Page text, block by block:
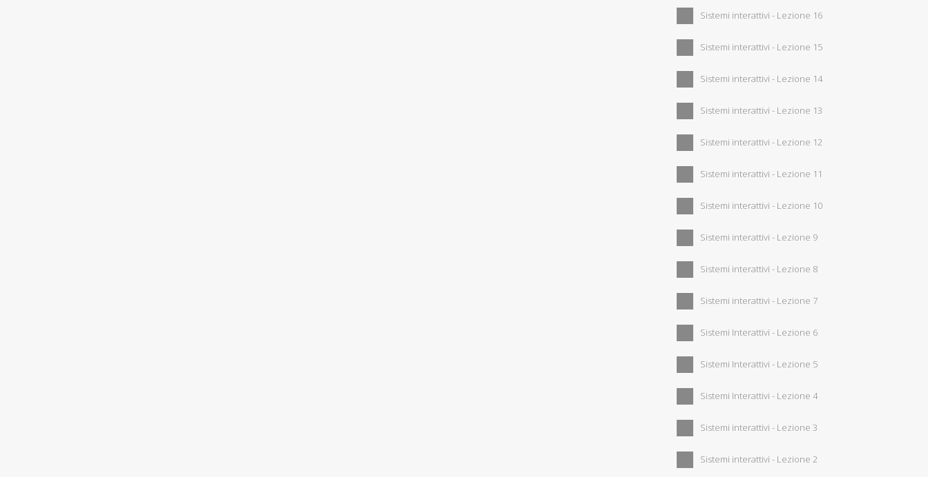
Sistemi interattivi - Lezione 16
Sistemi interattivi - Lezione 15
Sistemi interattivi - Lezione 14
Sistemi interattivi - Lezione 13
Sistemi interattivi - Lezione 12
Sistemi interattivi - Lezione 11
Sistemi interattivi - Lezione 10
Sistemi interattivi - Lezione 9
Sistemi interattivi - Lezione 8
Sistemi interattivi - Lezione 7
Sistemi Interattivi - Lezione 6
Sistemi Interattivi - Lezione 5
Sistemi Interattivi - Lezione 4
Sistemi interattivi - Lezione 3
Sistemi interattivi - Lezione 2